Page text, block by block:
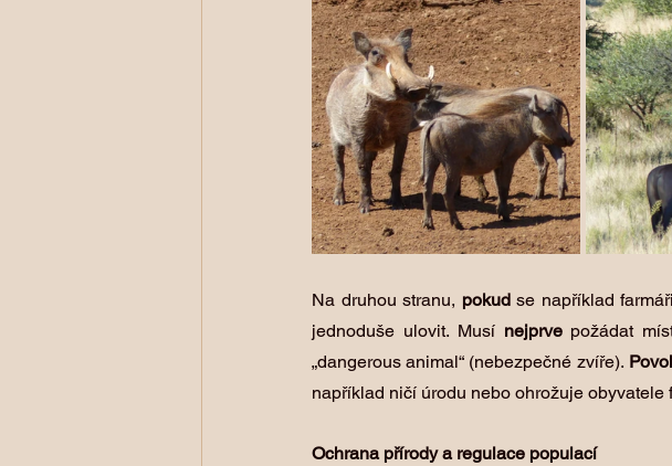
Na druhou stranu, pokud se například
jednoduše ulovit. Musí nejprve požádat
„dangerous animal“ (nebezpečné zvíře).
například ničí úrodu nebo ohrožuje obyvatele
Ochrana přírody a regulace populací